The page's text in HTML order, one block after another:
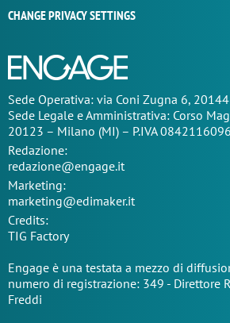
CHANGE PRIVACY SETTINGS
Sede Operativa: via Coni Zugna 6,
Sede Legale e Amministrativa: Corso
20123 – Milano (MI) – P.IVA
Redazione:
redazione@engage.it
Marketing:
marketing@edimaker.it
Credits:
TIG Factory
Engage è una testata a mezzo di
numero di registrazione: 349 - Direttore
Freddi